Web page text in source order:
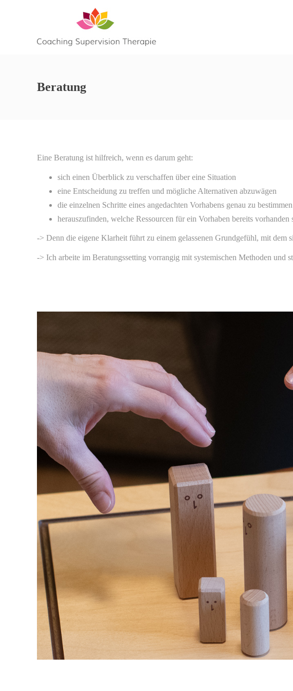
Beratung
Eine Beratung ist hilfreich, wenn es darum geht:
sich einen Überblick zu verschaffen über eine Situation
eine Entscheidung zu treffen und mögliche Alternativen abzuwägen
die einzelnen Schritte eines angedachten Vorhabens genau zu bestimmen
herauszufinden, welche Ressourcen für ein Vorhaben bereits
-> Denn die eigene Klarheit führt zu einem gelassenen Grundgefühl, mit dem
-> Ich arbeite im Beratungssetting vorrangig mit systemischen Methoden und